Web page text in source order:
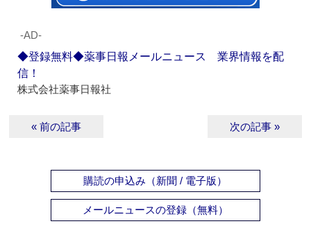
‐AD‐
◆登録無料◆薬事日報メールニュース 業界情報を配
信！
株式会社薬事日報社
« 前の記事 次の記事 »
購読の申込み（新聞 / 電子版）
メールニュースの登録（無料）